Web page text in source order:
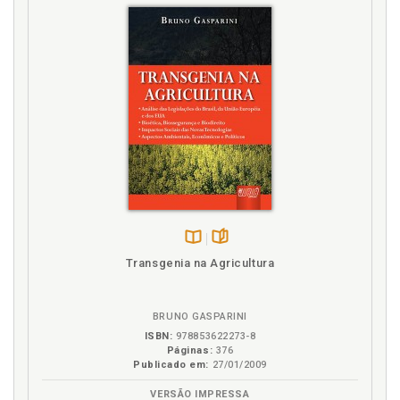
Seção I Da Inscrição e Averbação da Cédula de
Seção II Do Cancelamento da Inscrição da Cédula
de Crédito Rural, p. 375
Seção III Da Correição dos Livros de Inscrição da
Cédula de Crédito Rural, p. 375
Capítulo IV Da Ação para Cobranças de Cédula de
Crédito Rural, p. 375
Capítulo V Da Nota Promissória Rural, p. 376
Capítulo VI Da Duplicata Rural, p. 376
Seção II Dos prazos e prorrogaçõesda cédula de
Capítulo IX Disposições Transitórias, p. 379
Lei 492, de 30.08.1937 - Regula o penhor rural e a cédula
Seção I Do penhor agrícola, p. 381
Transgenia na Agricultura
BRUNO GASPARINI
ISBN: 978853622273-8
Páginas: 376
Publicado em: 27/01/2009
VERSÃO IMPRESSA